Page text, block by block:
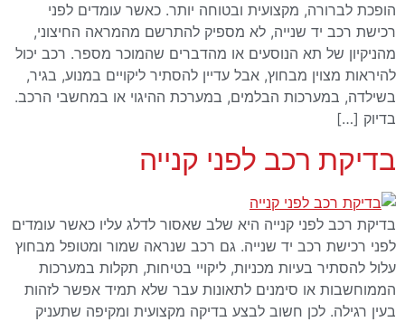
הופכת לברורה, מקצועית ובטוחה יותר. כאשר עומדים לפני
רכישת רכב יד שנייה, לא מספיק להתרשם מהמראה החיצוני,
מהניקיון של תא הנוסעים או מהדברים שהמוכר מספר. רכב יכול
להיראות מצוין מבחוץ, אבל עדיין להסתיר ליקויים במנוע, בגיר,
בשילדה, במערכות הבלמים, במערכת ההיגוי או במחשבי הרכב.
בדיוק […]
בדיקת רכב לפני קנייה
בדיקת רכב לפני קנייה היא שלב שאסור לדלג עליו כאשר עומדים
לפני רכישת רכב יד שנייה. גם רכב שנראה שמור ומטופל מבחוץ
עלול להסתיר בעיות מכניות, ליקויי בטיחות, תקלות במערכות
הממוחשבות או סימנים לתאונות עבר שלא תמיד אפשר לזהות
בעין רגילה. לכן חשוב לבצע בדיקה מקצועית ומקיפה שתעניק